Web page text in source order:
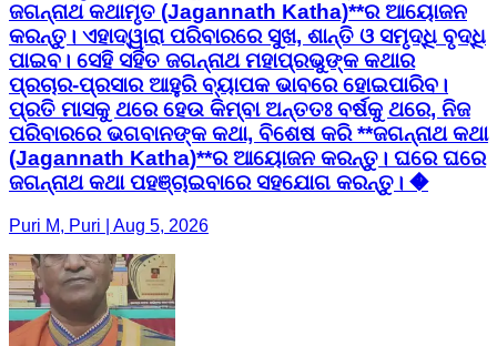
ଜଗନ୍ନାଥ କଥାମୃତ (Jagannath Katha)**ର ଆୟୋଜନ
କରନ୍ତୁ। ଏହାଦ୍ୱାରା ପରିବାରରେ ସୁଖ, ଶାନ୍ତି ଓ ସମୃଦ୍ଧି ବୃଦ୍ଧି
ପାଇବ। ସେହି ସହିତ ଜଗନ୍ନାଥ ମହାପ୍ରଭୁଙ୍କ କଥାର
ପ୍ରଚାର-ପ୍ରସାର ଆହୁରି ବ୍ୟାପକ ଭାବରେ ହୋଇପାରିବ।
ପ୍ରତି ମାସକୁ ଥରେ ହେଉ କିମ୍ବା ଅନ୍ତତଃ ବର୍ଷକୁ ଥରେ, ନିଜ
ପରିବାରରେ ଭଗବାନଙ୍କ କଥା, ବିଶେଷ କରି **ଜଗନ୍ନାଥ କଥା
(Jagannath Katha)**ର ଆୟୋଜନ କରନ୍ତୁ। ଘରେ ଘରେ
ଜଗନ୍ନାଥ କଥା ପହଞ୍ଚାଇବାରେ ସହଯୋଗ କରନ୍ତୁ। �
Puri M, Puri | Aug 5, 2026